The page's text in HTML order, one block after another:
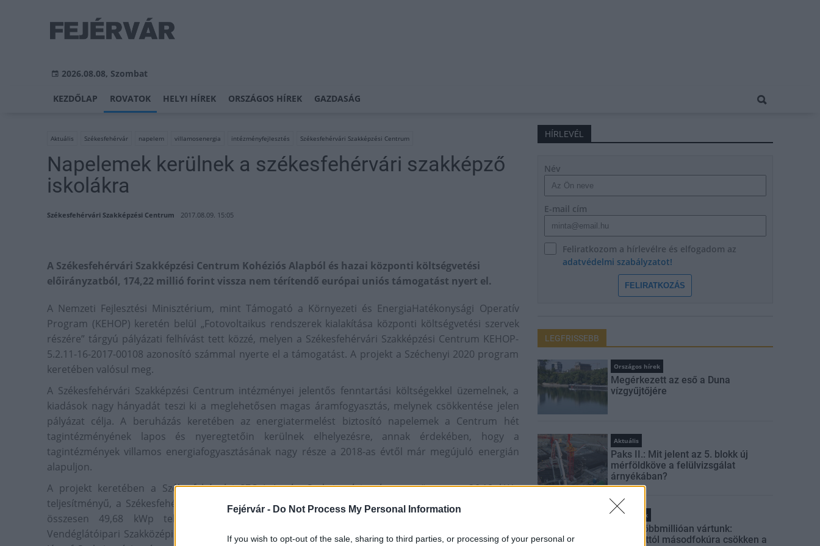
Fejérvár - Do Not Process My Personal Information
If you wish to opt-out of the sale, sharing to third parties, or processing of your personal or
2026.08.08, Szombat
KEZDŐLAP ROVATOK HELYI HÍREK ORSZÁGOS HÍREK GAZDASÁG
Aktuális Székesfehérvár napelem villamosenergia intézményfejlesztés Székesfehérvári Szakképzési Centrum
Napelemek kerülnek a székesfehérvári szakképző
iskolákra
Székesfehérvári Szakképzési Centrum 2017.08.09. 15:05
A Székesfehérvári Szakképzési Centrum Kohéziós Alapból és hazai központi költségvetési
előirányzatból, 174,22 millió forint vissza nem térítendő európai uniós támogatást nyert el.
A Nemzeti Fejlesztési Minisztérium, mint Támogató a Környezeti és EnergiaHatékonysági Operatív
Program (KEHOP) keretén belül „Fotovoltaikus rendszerek kialakítása központi költségvetési szervek
részére” tárgyú pályázati felhívást tett közzé, melyen a Székesfehérvári Szakképzési Centrum KEHOP-
5.2.11-16-2017-00108 azonosító számmal nyerte el a támogatást. A projekt a Széchenyi 2020 program
keretében valósul meg.
A Székesfehérvári Szakképzési Centrum intézményei jelentős fenntartási költségekkel üzemelnek, a
kiadások nagy hányadát teszi ki a meglehetősen magas áramfogyasztás, melynek csökkentése jelen
pályázat célja. A beruházás keretében az energiatermelést biztosító napelemek a Centrum hét
tagintézményének lapos és nyeregtetőin kerülnek elhelyezésre, annak érdekében, hogy a
tagintézmények villamos energiafogyasztásának nagy része a 2018-as évtől már megújuló energián
alapuljon.
A projekt keretében a Székesfehérvári SZC I. István Szakgimnáziumára egy összesen 36,18 kWp
teljesítményű, a Székesfehérvári SZC Bugát Pál Szakgimnáziuma és Szakközépiskolája épületére egy
összesen 49,68 kWp teljesítményű, a Székesfehérvári SZC Deák Ferenc Kereskedelmi és
Vendéglátóipari Szakközépiskolára egy összesen 32,94 kWp teljesítményű, a Székesfehérvári SZC Jáky
HÍRLEVÉL
Név
E-mail cím
Feliratkozom a hírlevélre és elfogadom az
adatvédelmi szabályzatot!
FELIRATKOZÁS
LEGFRISSEBB
Országos hírek
Megérkezett az eső a Duna
vízgyűjtőjére
Aktuális
Paks II.: Mit jelent az 5. blokk új
mérföldköve a felülvizsgálat
árnyékában?
Helyi hírek
Amire többmillióan vártunk:
szombattól másodfokúra csökken a